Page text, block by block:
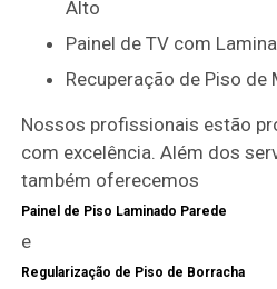
Alto
Painel de TV com
Recuperação de Piso de
Nossos profissionais estão
com excelência. Além dos
também oferecemos
Painel de Piso Laminado Parede
e
Regularização de Piso de Borracha